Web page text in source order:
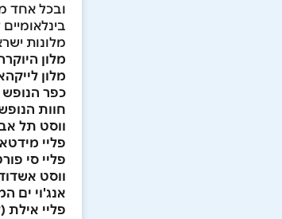
ובכל אחד
מלונות
מלון
מלון
כפר הנופש
חוות
ווסט תל
פליי
פליי סי
ווסט
אנג'וי ים
פליי אילת